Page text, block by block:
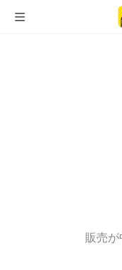
販売